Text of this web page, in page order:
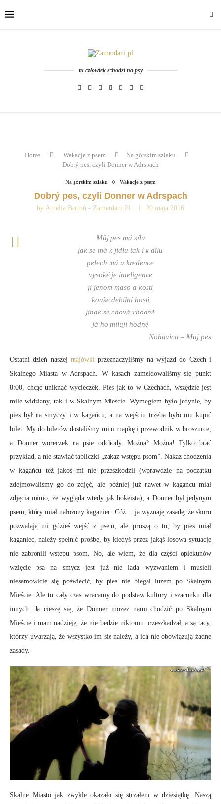
tu człowiek schodzi na psy
Home Wakacje z psem
Na górskim szlaku
Dobrý pes, czyli Donner w Adrspach
Na górskim szlaku Wakacje z psem
Dobrý pes, czyli Donner w Adrspach
by Amelia Bartoń - Zamerdani.pl 20 maja 2016
Můj pes má sílu
jak se má k jídlu tak i k dílu
pelech má u kredence
vysoké je inteligence
jí jenom maso a kosti
kouše debilní hosti
jinak se chová vhodně
já ho miluji hodně
Nohavica – Muj pes
Ostatni dzień naszej majówki przeznaczyliśmy na wyjazd do Czech i
Skalnego Miasta w Adrspach. W kasach zameldowaliśmy się punkt
8:00, chcąc uniknąć wycieczek. Pies jak to w Czechach, wszędzie jest
mile widziany, tak i w Skalnym Mieście. Wymogiem było jedynie, by
pies był na smyczy i w kagańcu, a na wejściu trzeba było mu kupić
bilet. My do biletów dostaliśmy mini mapkę i przewodnik w broszurce,
a Donner woreczek na psie odchody. Można? Można! Tylko brać
przykład, a nie stawiać tabliczki „zakaz wstępu psom”. Nakaz chodzenia
w kagańcu też jakoś mi nie przeszkodził (wprawdzie na poczatku
zdejmowaliśmy go do zdjęć, ale później już nawet w kagańcu miał
zdjęcia mimo, że wygląda wtedy jak hokeista), a Donner był jedynym
psem, który miał nałożony kaganiec. Cóż… ja wyznaję zasadę, że skoro
pozwalają mi gdzieś wejść z psem, ale proszą o to, by pies miał
kaganiec, należy spełnić prośbę, by kiedyś przez jakąś losowa sytuację
nie zabronili wstępu psom. No, ale wiem, że dla części opiekunów
wzięcie psa na smycz jest już nie lada wyzwaniem i musieli
niesamowicie się poświecić, by pies nie biegał luzem po Skalnym
Mieście. Ale to cały czas wracamy do podstaw kultury i szacunku dla
innych. Ja cieszę się, że Donner możez nami chodzić po Skalnym
Mieście i mam nadzieję, że nie bedzie niktomu przeszkadzał, a są tacy,
którzy uwarzają, że wszystko im się należy, a ich nie obowiązują żadne
zasady.
Skalne Miasto jak zwykle okazało się strzałem w dziesiątkę. Naszą